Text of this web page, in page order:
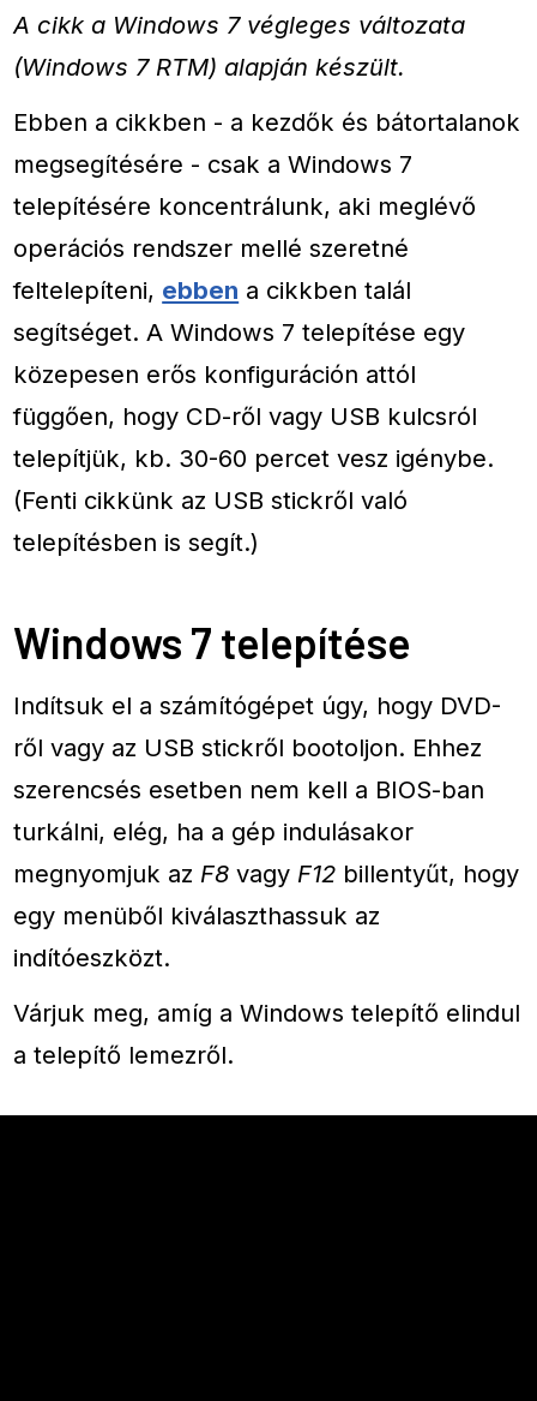
A cikk a Windows 7 végleges változata
(Windows 7 RTM) alapján készült.
Ebben a cikkben - a kezdők és bátortalanok
megsegítésére - csak a Windows 7
telepítésére koncentrálunk, aki meglévő
operációs rendszer mellé szeretné
feltelepíteni, ebben a cikkben talál
segítséget. A Windows 7 telepítése egy
közepesen erős konfiguráción attól
függően, hogy CD-ről vagy USB kulcsról
telepítjük, kb. 30-60 percet vesz igénybe.
(Fenti cikkünk az USB stickről való
telepítésben is segít.)
Windows 7 telepítése
Indítsuk el a számítógépet úgy, hogy DVD-
ről vagy az USB stickről bootoljon. Ehhez
szerencsés esetben nem kell a BIOS-ban
turkálni, elég, ha a gép indulásakor
megnyomjuk az F8 vagy F12 billentyűt, hogy
egy menüből kiválaszthassuk az
indítóeszközt.
Várjuk meg, amíg a Windows telepítő elindul
a telepítő lemezről.